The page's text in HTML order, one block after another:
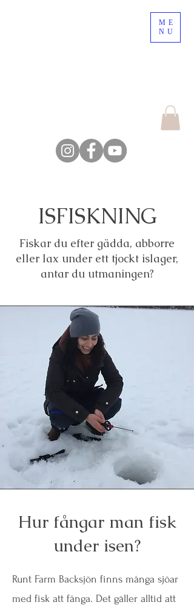
ME
NU
ISFISKNING
Fiskar du efter gädda, abborre
eller lax under ett tjockt islager,
antar du utmaningen?
Hur fångar man fisk
under isen?
Runt Farm Backsjön finns många sjöar
med fisk att fånga. Det gäller alltid att